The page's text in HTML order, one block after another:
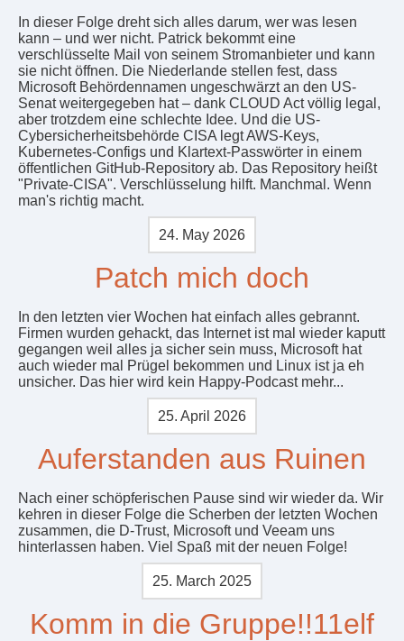
In dieser Folge dreht sich alles darum, wer was lesen
kann – und wer nicht. Patrick bekommt eine
verschlüsselte Mail von seinem Stromanbieter und kann
sie nicht öffnen. Die Niederlande stellen fest, dass
Microsoft Behördennamen ungeschwärzt an den US-
Senat weitergegeben hat – dank CLOUD Act völlig legal,
aber trotzdem eine schlechte Idee. Und die US-
Cybersicherheitsbehörde CISA legt AWS-Keys,
Kubernetes-Configs und Klartext-Passwörter in einem
öffentlichen GitHub-Repository ab. Das Repository heißt
"Private-CISA". Verschlüsselung hilft. Manchmal. Wenn
man's richtig macht.
24. May 2026
Patch mich doch
In den letzten vier Wochen hat einfach alles gebrannt.
Firmen wurden gehackt, das Internet ist mal wieder kaputt
gegangen weil alles ja sicher sein muss, Microsoft hat
auch wieder mal Prügel bekommen und Linux ist ja eh
unsicher. Das hier wird kein Happy-Podcast mehr...
25. April 2026
Auferstanden aus Ruinen
Nach einer schöpferischen Pause sind wir wieder da. Wir
kehren in dieser Folge die Scherben der letzten Wochen
zusammen, die D-Trust, Microsoft und Veeam uns
hinterlassen haben. Viel Spaß mit der neuen Folge!
25. March 2025
Komm in die Gruppe!!11elf